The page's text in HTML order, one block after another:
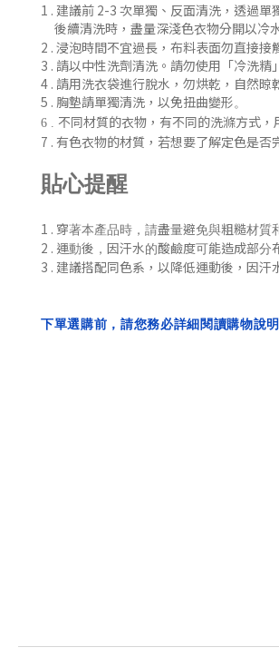
1 . 建議前 2-3 次單獨、反面清洗 ， 透過單
後續清洗時 ，盡量深淺色衣物分開以冷
2 . 浸泡時間不宜過長，布料表面勿直接接
3 . 請以中性洗劑清洗。請勿使用「冷洗精
4 . 請用洗衣袋進行脫水，勿烘乾，自然晾
5 . 胸墊請單獨清洗，以免扭曲變形。
6 . 不同材質的衣物，有不同的洗滌方式
7 . 有色衣物的材質，若想要了解定色是
貼心提醒
1 . 穿著本產品時，請盡量避免與粗糙材質
2 . 運動後， 因汗水的酸鹼度可能造成部分
3 . 建議搭配同色系， 以降低運動後， 因汗
下單選購前，請您務必詳細閱讀購物說